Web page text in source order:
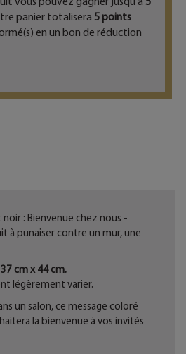
panier totalisera 5points
en un bon de réduction
: Bienvenue chez nous -
à punaiser contre un mur, une
cm x 44 cm.
légèrement varier.
un salon, ce message coloré
la bienvenue à vos invités